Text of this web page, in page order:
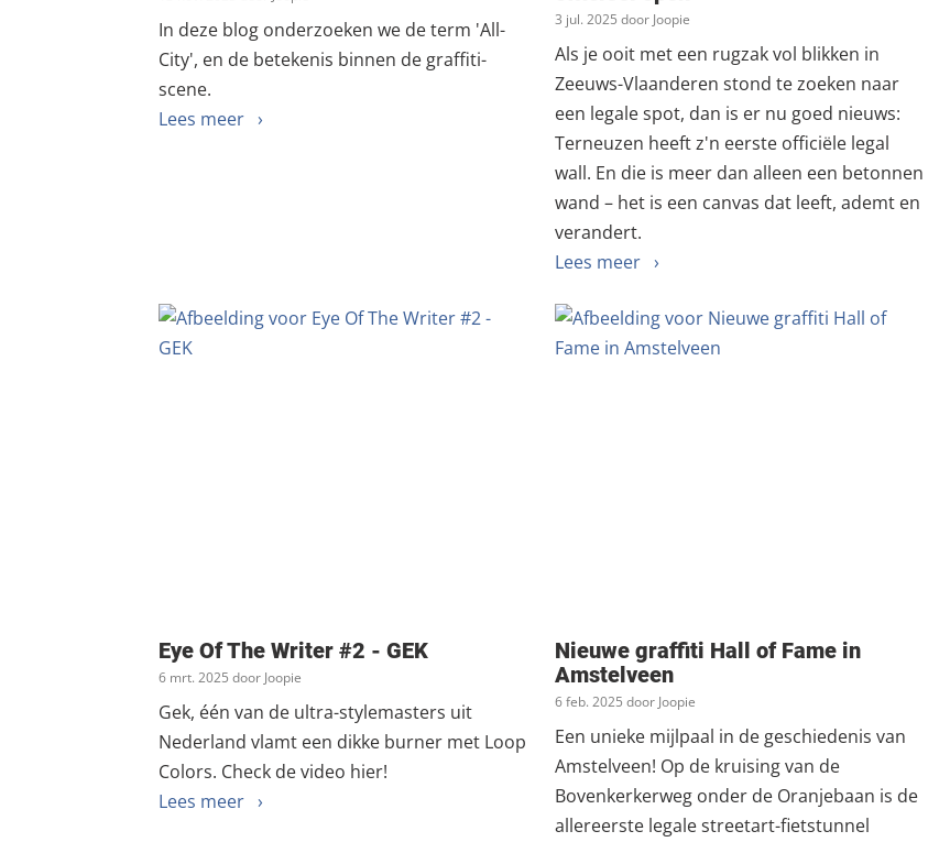
In deze blog onderzoeken we de term 'All-
City', en de betekenis binnen de graffiti-
scene.
Lees meer ›
3 jul. 2025 door Joopie
Als je ooit met een rugzak vol blikken in
Zeeuws-Vlaanderen stond te zoeken naar
een legale spot, dan is er nu goed nieuws:
Terneuzen heeft z'n eerste officiële legal
wall. En die is meer dan alleen een betonnen
wand – het is een canvas dat leeft, ademt en
verandert.
Lees meer ›
Eye Of The Writer #2 - GEK
6 mrt. 2025 door Joopie
Gek, één van de ultra-stylemasters uit
Nederland vlamt een dikke burner met Loop
Colors. Check de video hier!
Lees meer ›
Nieuwe graffiti Hall of Fame in
Amstelveen
6 feb. 2025 door Joopie
Een unieke mijlpaal in de geschiedenis van
Amstelveen! Op de kruising van de
Bovenkerkerweg onder de Oranjebaan is de
allereerste legale streetart-fietstunnel